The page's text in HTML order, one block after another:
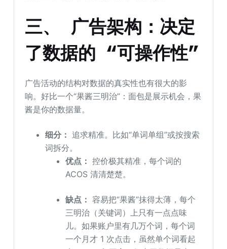
三、 广告架构：决定
了数据的 “可操作性”
广告活动的结构对数据的真实性也有很大的影
响。好比一个“果酱三明治”：面包是展示机会，果
酱是你的数据量。
细分： 追求精准。比如“单词单组”或按搜索
词拆分。
优点： 控价极其精准，每个词的
ACOS 清清楚楚。
缺点： 容易把“果酱”抹得太薄，每个
三明治（关键词）上只有一点点味
儿。如果账户里有几万个词，每个词
一个月才 1 次点击，虽然单个词看起